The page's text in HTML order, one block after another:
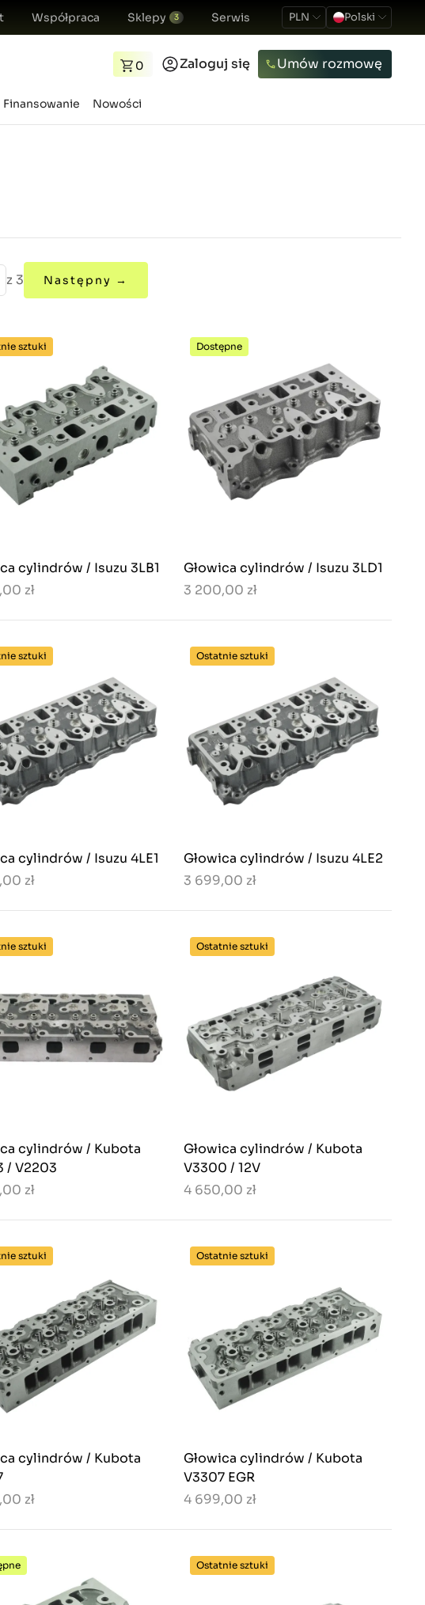
Współpraca Sklepy 3 Serwis PLN Polski
0 Zaloguj się Umów rozmowę
Finansowanie Nowości
z 3 Następny →
sztuki
cylindrów / Isuzu 3LB1
zł
Dostępne
Głowica cylindrów / Isuzu 3LD1
3 200,00 zł
sztuki
cylindrów / Isuzu 4LE1
zł
Ostatnie sztuki
Głowica cylindrów / Isuzu 4LE2
3 699,00 zł
sztuki
cylindrów / Kubota
/ V2203
zł
Ostatnie sztuki
Głowica cylindrów / Kubota
V3300 / 12V
4 650,00 zł
sztuki
cylindrów / Kubota
zł
Ostatnie sztuki
Głowica cylindrów / Kubota
V3307 EGR
4 699,00 zł
Ostatnie sztuki